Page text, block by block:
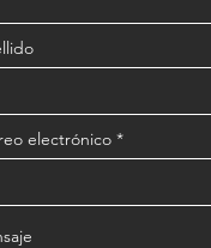
electrónico